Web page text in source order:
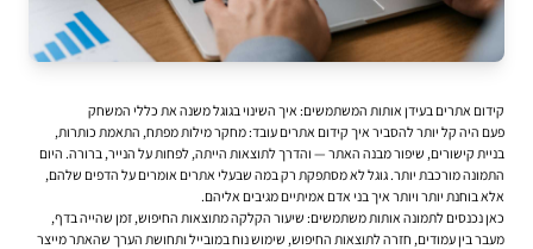
קידום אתרים בעידן אותות המשתמשים: איך השינוי בגוגל משנה את כללי המשחק
פעם היה קל יותר להסביר איך קידום אתרים עובד: מחקר מילות מפתח, התאמת כותרות,
בניית קישורים, שיפור מבנה האתר — והדרך לתוצאות הייתה, לפחות על הנייר, ברורה. היום
התמונה מורכבת יותר. גוגל לא מסתפקת רק במה שבעלי אתרים אומרים על הדפים שלהם,
אלא בוחנת יותר ויותר איך בני אדם אמיתיים מגיבים אליהם.
כאן נכנסים לתמונה אותות משתמשים: שיעור הקלקה מתוצאות החיפוש, זמן שהייה בדף,
מעבר בין עמודים, חזרה לתוצאות החיפוש, שימוש נוח במובייל ותחושת הערך שהאתר מייצר